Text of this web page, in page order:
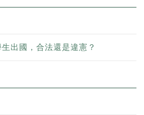
出國，合法還是違憲？